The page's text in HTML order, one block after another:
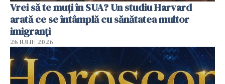
Vrei să te muți în SUA? Un studiu Harvard
arată ce se întâmplă cu sănătatea multor
imigranți
26 IULIE 2026